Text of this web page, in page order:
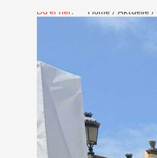
Du er her: Home Aktuelle